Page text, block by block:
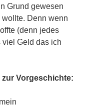
Grund gewesen
Denn wenn
(denn jedes
viel Geld das ich
zur Vorgeschichte: